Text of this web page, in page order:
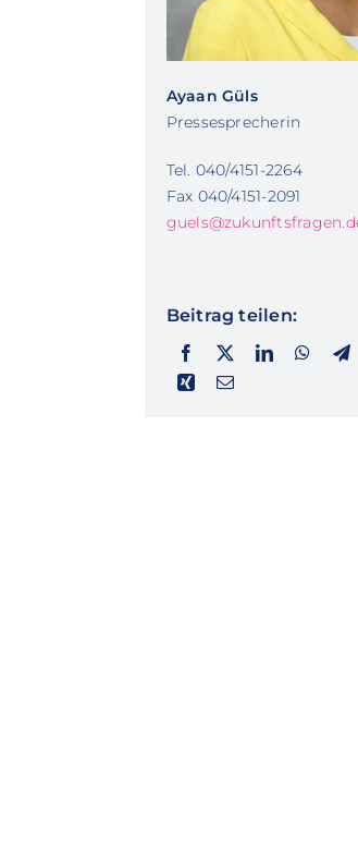
Ayaan Güls
Pressesprecherin
Tel. 040/4151-2264
Fax 040/4151-2091
Beitrag teilen: